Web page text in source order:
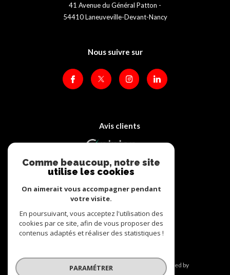
41 Avenue du Général Patton -
54410 Laneuveville-Devant-Nancy
Nous suivre sur
Avis clients
Adhérents
© 2026 | Tous droits réservés | Traduction powered by
Comme beaucoup, notre site
utilise les cookies
On aimerait vous accompagner pendant
votre visite.
En poursuivant, vous acceptez l'utilisation des
cookies par ce site, afin de vous proposer des
contenus adaptés et réaliser des statistiques !
PARAMÉTRER